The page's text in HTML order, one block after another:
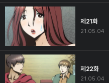
제21화
21.05.04
제22화
21.05.04